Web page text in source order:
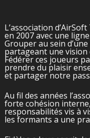
L’association
en 2007 avec une
Grouper au sein
partageant une
Fédérer ces joueurs
prendre du plaisir
et partager notre
Au fil des années
forte cohésion
responsabilités vis à
les formants a une